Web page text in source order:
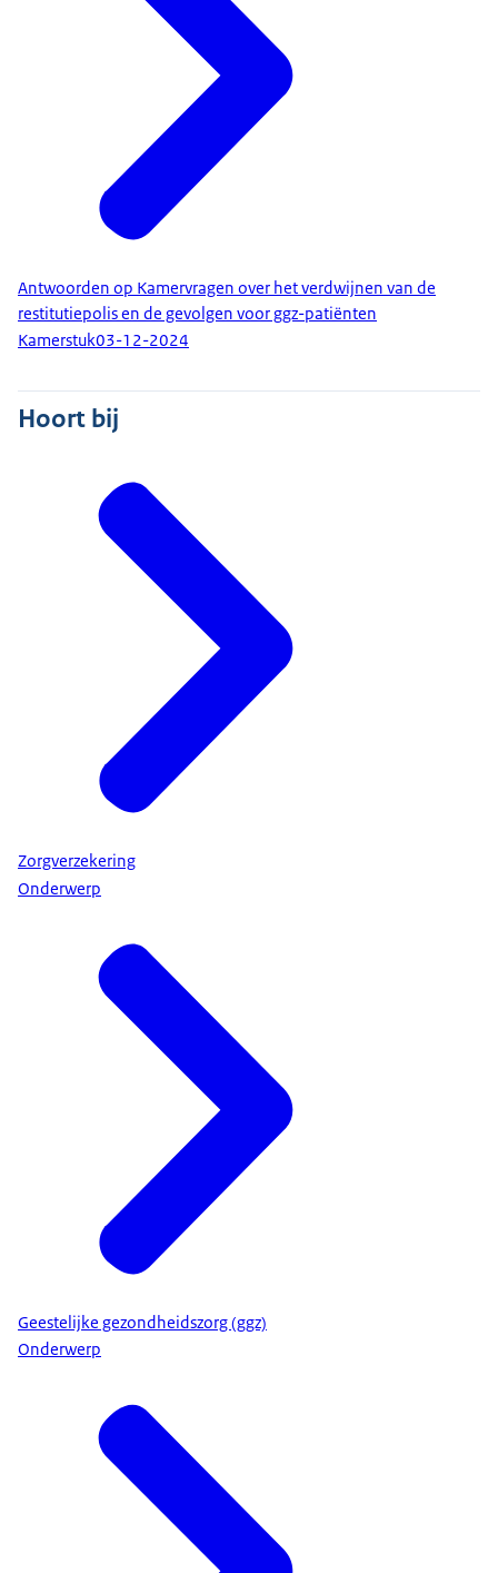
Antwoorden op Kamervragen over het verdwijnen van de
restitutiepolis en de gevolgen voor ggz-patiënten
Kamerstuk03-12-2024
Hoort bij
Zorgverzekering
Onderwerp
Geestelijke gezondheidszorg (ggz)
Onderwerp